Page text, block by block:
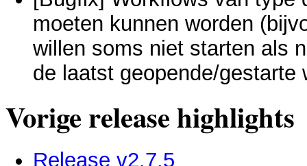
moeten kunnen worden
willen soms niet starten als
de laatst geopende/gestarte
Vorige release highlights
Release v2.7.5